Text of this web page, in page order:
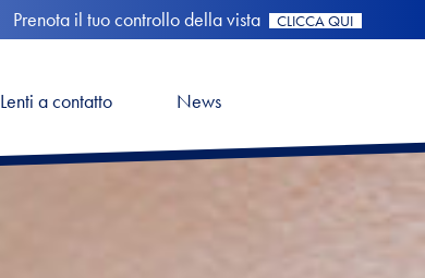
Prenota il tuo controllo della vista CLICCA QUI
Lenti a contatto
News